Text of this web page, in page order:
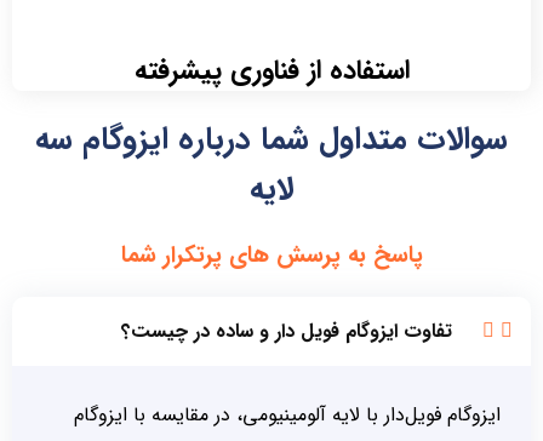
استفاده از فناوری پیشرفته
سوالات متداول شما درباره ایزوگام سه
لایه
پاسخ به پرسش های پرتکرار شما
تفاوت ایزوگام فویل دار و ساده در چیست؟
ایزوگام فویل‌دار با لایه آلومینیومی، در مقایسه با ایزوگام